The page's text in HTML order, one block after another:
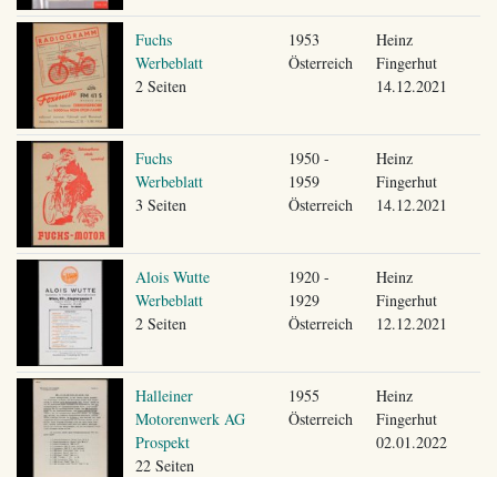
Fuchs
Werbeblatt
2 Seiten
1953
Österreich
Heinz
Fingerhut
14.12.2021
Fuchs
Werbeblatt
3 Seiten
1950 -
1959
Österreich
Heinz
Fingerhut
14.12.2021
Alois Wutte
Werbeblatt
2 Seiten
1920 -
1929
Österreich
Heinz
Fingerhut
12.12.2021
Halleiner
Motorenwerk AG
Prospekt
22 Seiten
1955
Österreich
Heinz
Fingerhut
02.01.2022